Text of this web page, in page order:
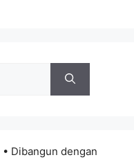
• Dibangun dengan